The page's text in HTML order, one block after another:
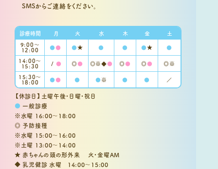
SMSからご連絡をください。
診療時間 月 火 水 木 金
土
9:00〜
12:00 ●● ●★ ● ● ●★
●
14:00～
15:30 / ● ◎● ◎※◆● ◎● ◎●
◎※
15:30〜
18:00 ●● ● ●※ ● ● ／
【休診日】土曜午後・日曜・祝日
● 一般診療
※水曜 16:00～18:00
◎ 予防接種
※水曜 15:00～16:00
※土曜 13:00～14:00
★ 赤ちゃんの頭の形外来 火・金曜AM
◆ 乳児健診 水曜 14:00～15:00